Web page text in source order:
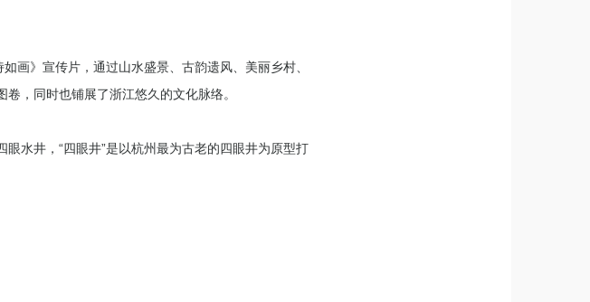
画》宣传片，通过山水盛景、古韵遗风、美丽乡村、
，同时也铺展了浙江悠久的文化脉络。
水井，“四眼井”是以杭州最为古老的四眼井为原型打